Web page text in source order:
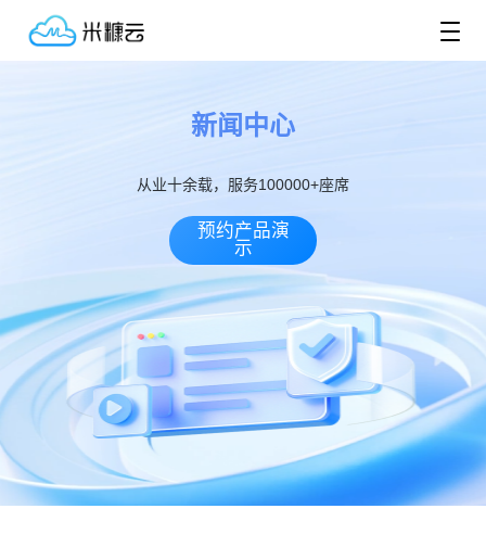
新闻中心
从业十余载，服务100000+座席
预约产品演
示